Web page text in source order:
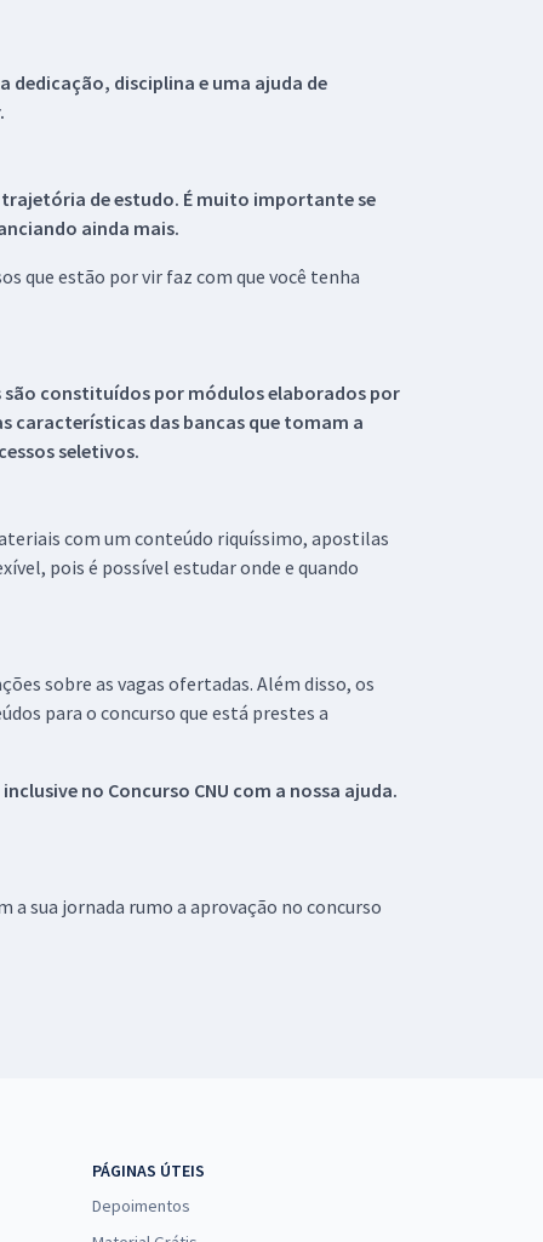
dedicação, disciplina e uma ajuda de
de estudo. É muito importante se
ainda mais.
que estão por vir faz com que você tenha
são constituídos por módulos elaborados por
características das bancas que tomam a
seletivos.
com um conteúdo riquíssimo, apostilas
pois é possível estudar onde e quando
sobre as vagas ofertadas. Além disso, os
para o concurso que está prestes a
no Concurso CNU com a nossa ajuda.
a sua jornada rumo a aprovação no concurso
PÁGINAS ÚTEIS
Depoimentos